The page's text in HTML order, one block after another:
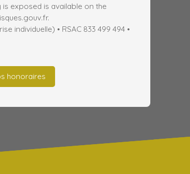
exposed is available on the
individuelle) • RSAC 833 499 494 •
honoraires